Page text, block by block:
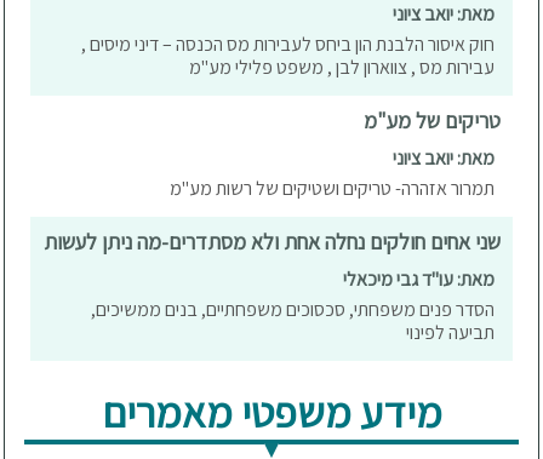
מאת: יואב ציוני
חוק איסור הלבנת הון ביחס לעבירות מס הכנסה – דיני מיסים ,
עבירות מס , צווארון לבן , משפט פלילי מע"מ
טריקים של מע"מ
מאת: יואב ציוני
תמרור אזהרה- טריקים ושטיקים של רשות מע"מ
שני אחים חולקים נחלה אחת ולא מסתדרים-מה ניתן לעשות
מאת: עו"ד גבי מיכאלי
הסדר פנים משפחתי, סכסוכים משפחתיים, בנים ממשיכים,
תביעה לפינוי
מידע משפטי מאמרים